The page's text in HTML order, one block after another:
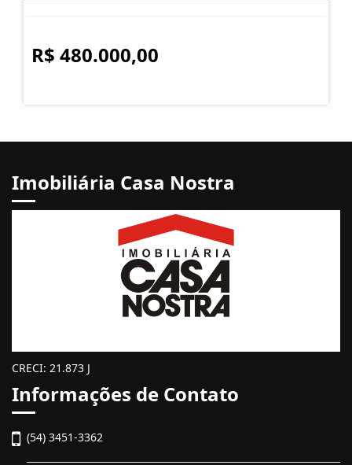
R$ 480.000,00
Imobiliária Casa Nostra
CRECI: 21.873 J
Informações de Contato
(54) 3451-3362